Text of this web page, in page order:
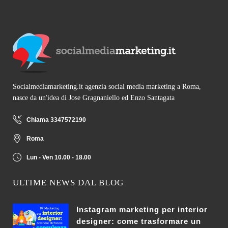
Socialmediamarketing.it agenzia social media marketing a Roma,
nasce da un'idea di Jose Gragnaniello ed Enzo Santagata
Chiama 3347572190
Roma
Lun - Ven 10.00 - 18.00
ULTIME NEWS DAL BLOG
Instagram marketing per interior
designer: come trasformare un